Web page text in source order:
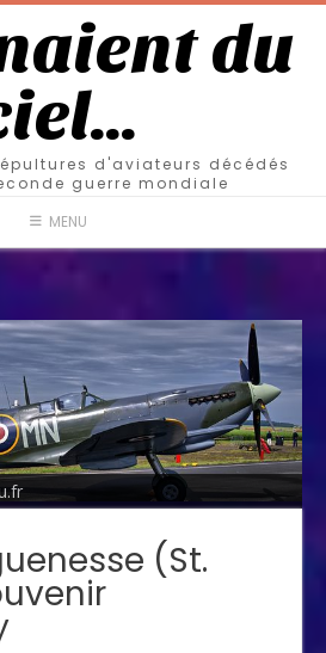
du
d'aviateurs décédés
guerre mondiale
MENU
(St.